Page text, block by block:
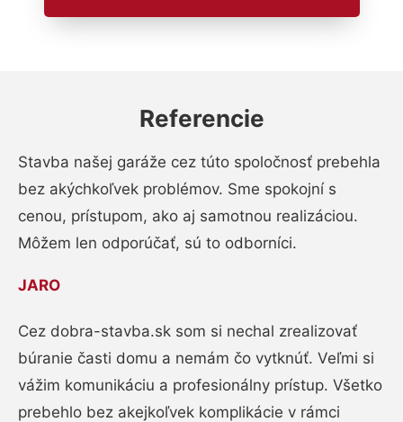
Referencie
Stavba našej garáže cez túto spoločnosť prebehla
bez akýchkoľvek problémov. Sme spokojní s
cenou, prístupom, ako aj samotnou realizáciou.
Môžem len odporúčať, sú to odborníci.
JARO
Cez dobra-stavba.sk som si nechal zrealizovať
búranie časti domu a nemám čo vytknúť. Veľmi si
vážim komunikáciu a profesionálny prístup. Všetko
prebehlo bez akejkoľvek komplikácie v rámci